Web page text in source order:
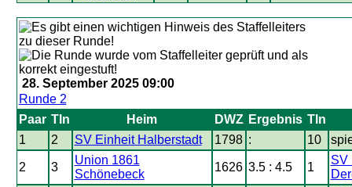
28. September 2025 09:00
Runde 2
Paar Tln Heim DWZ Ergebnis Tln
1
2 SV Einheit Halberstadt 1798 : 10
2 3
Union 1861
Schönebeck
1626 3.5 : 4.5 1
SV